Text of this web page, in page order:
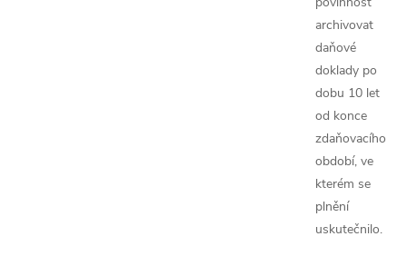
archivovat
daňové
doklady po
dobu 10 let
od konce
zdaňovacího
období, ve
kterém se
plnění
uskutečnilo.